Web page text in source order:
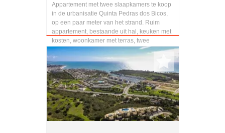
Appartement met twee slaapkamers te koop
in de urbanisatie Quinta Pedras dos Bicos,
op een paar meter van het strand. Ruim
appartement, bestaande uit hal, keuken met
kosten, woonkamer met terras, twee
slaapkamers en...